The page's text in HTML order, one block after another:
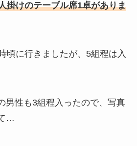
掛けのテーブル席1卓がありま
頃に行きましたが、5組程は入
男性も3組程入ったので、写真
…